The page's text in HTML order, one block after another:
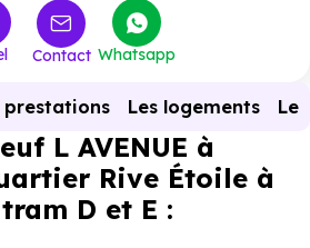
Contact Whatsapp
prestations Les logements Le
L AVENUE à
Rive Étoile à
D et E :